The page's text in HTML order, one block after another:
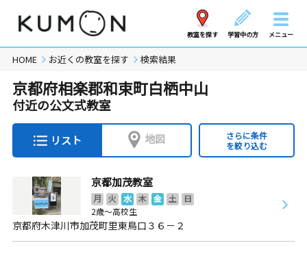
教室を探す 学習中の方 メニュー
HOME お近くの教室を探す 検索結果
京都府相楽郡和束町白栖中山
付近の公文式教室
リスト 地図
さらに条件
を絞り込む
京都加茂教室
月 火 水 木 金 土
日
2歳～高校生
京都府木津川市加茂町里東鳥口３６－２